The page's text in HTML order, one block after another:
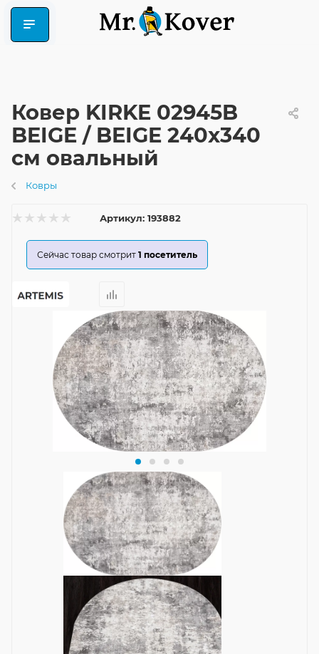
Ковер KIRKE 02945B
BEIGE / BEIGE 240x340
см овальный
Ковры
Артикул: 193882
Сейчас товар смотрит 1 посетитель